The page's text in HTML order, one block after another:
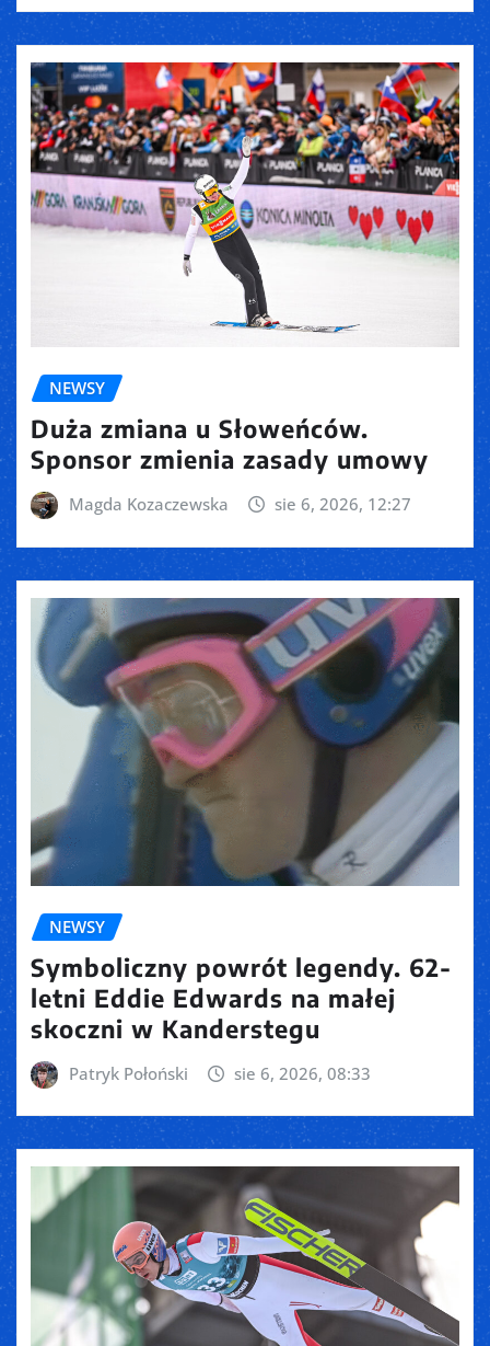
NEWSY
Duża zmiana u Słoweńców.
Sponsor zmienia zasady umowy
Magda Kozaczewska sie 6, 2026, 12:27
NEWSY
Symboliczny powrót legendy. 62-
letni Eddie Edwards na małej
skoczni w Kanderstegu
Patryk Połoński sie 6, 2026, 08:33